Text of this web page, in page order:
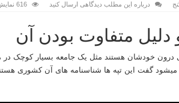
درباره این مطلب دیدگاهی ارسال کنید 616 نمایش ها
دلیل متفاوت بودن آن
درون خودشان هستند مثل یک جامعه بسیار کوچک در
میشود گفت این تپه ها شناسنامه های آن کشوری